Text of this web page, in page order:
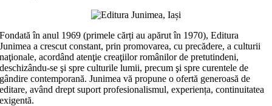
Fondată în anul 1969 (primele cărți au apărut în 1970), Editura
Junimea a crescut constant, prin promovarea, cu precădere, a culturii
naţionale, acordând atenţie creaţiilor românilor de pretutindeni,
deschizându-se şi spre culturile lumii, precum şi spre curentele de
gândire contemporană. Junimea vă propune o ofertă generoasă de
editare, având drept suport profesionalismul, experiența, continuitatea
exigentă.